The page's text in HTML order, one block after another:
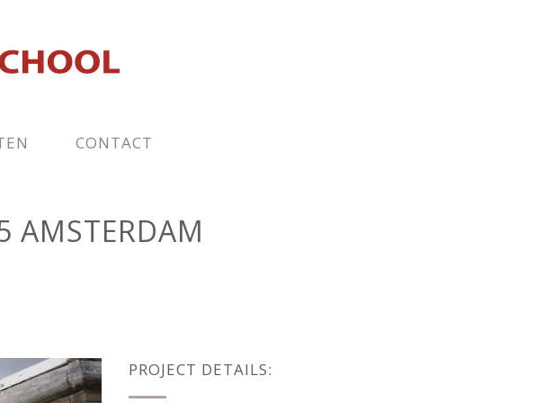
CONTACT
AMSTERDAM
PROJECT DETAILS: